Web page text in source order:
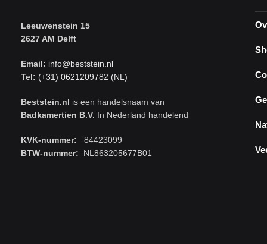
Leeuwenstein 15
2627 AM Delft
Email: info@beststein.nl
Tel: (+31) 0621209782 (NL)
Beststein.nl is een handelsnaam van
Badkamertien B.V. In Nederland handelend
KVK-nummer: 84423099
BTW-nummer: NL863205677B01